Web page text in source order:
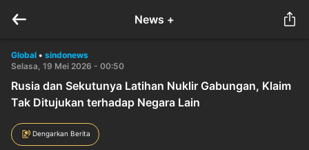
News +
Global • sindonews
Selasa, 19 Mei 2026 - 00:50
Rusia dan Sekutunya Latihan Nuklir Gabungan, Klaim
Tak Ditujukan terhadap Negara Lain
Dengarkan Berita